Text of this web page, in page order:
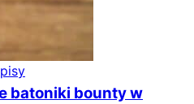
batoniki bounty w